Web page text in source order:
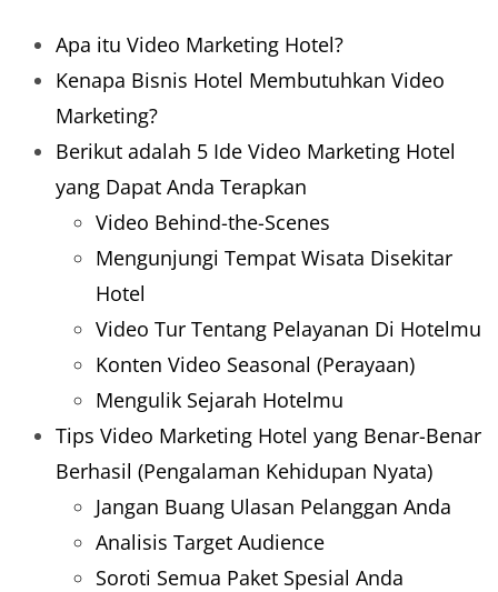
Apa itu Video Marketing Hotel?
Kenapa Bisnis Hotel Membutuhkan Video
Marketing?
Berikut adalah 5 Ide Video Marketing Hotel
yang Dapat Anda Terapkan
Video Behind-the-Scenes
Mengunjungi Tempat Wisata Disekitar
Hotel
Video Tur Tentang Pelayanan Di Hotelmu
Konten Video Seasonal (Perayaan)
Mengulik Sejarah Hotelmu
Tips Video Marketing Hotel yang Benar-Benar
Berhasil (Pengalaman Kehidupan Nyata)
Jangan Buang Ulasan Pelanggan Anda
Analisis Target Audience
Soroti Semua Paket Spesial Anda